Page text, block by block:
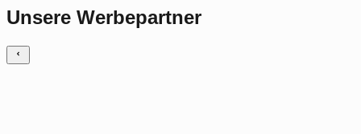
Unsere Werbepartner